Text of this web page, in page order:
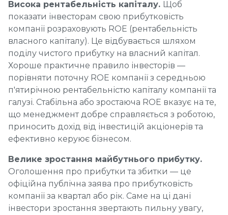
Висока рентабельність капіталу. Щоб
показати інвесторам свою прибутковість
компанії розраховують ROE (рентабельність
власного капіталу). Це відбувається шляхом
поділу чистого прибутку на власний капітал.
Хороше практичне правило інвесторів —
порівняти поточну ROE компанії з середньою
п'ятирічною рентабельністю капіталу компанії та
галузі. Стабільна або зростаюча ROE вказує на те,
що менеджмент добре справляється з роботою,
приносить дохід від інвестицій акціонерів та
ефективно керуює бізнесом.
Велике зростання майбутнього прибутку.
Оголошення про прибутки та збитки — це
офіційна публічна заява про прибутковість
компанії за квартал або рік. Саме на ці дані
інвестори зростання звертають пильну увагу,